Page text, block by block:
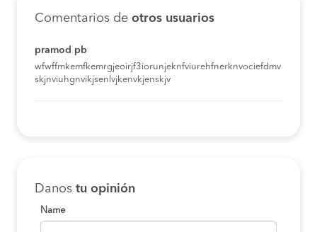
Comentarios de otros usuarios
pramod pb
wfwffmkemfkemrgjeoirjf3iorunjeknfviurehfnerknvociefdmv
skjnviuhgnvikjsenlvjkenvkjenskjv
Danos tu opinión
Name